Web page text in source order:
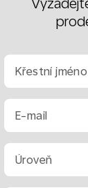
Křestní jméno
E-mail
Úroveň